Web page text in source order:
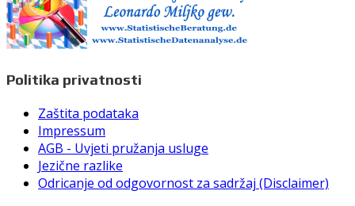
Politika privatnosti
Zaštita podataka
Impressum
AGB - Uvjeti pružanja usluge
Jezične razlike
Odricanje od odgovornost za sadržaj (Disclaimer)